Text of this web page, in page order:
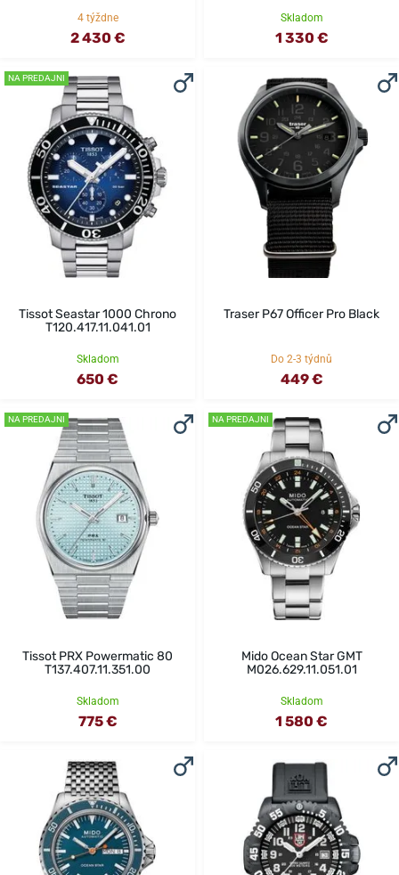
4 týždne
2 430 €
Skladom
1 330 €
NA PREDAJNI
Tissot Seastar 1000 Chrono
T120.417.11.041.01
Skladom
650 €
Traser P67 Officer Pro Black
Do 2-3 týdnů
449 €
NA PREDAJNI
Tissot PRX Powermatic 80
T137.407.11.351.00
Skladom
775 €
NA PREDAJNI
Mido Ocean Star GMT
M026.629.11.051.01
Skladom
1 580 €